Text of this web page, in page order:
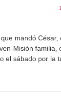
mandó César,
Misión familia,
el sábado por la